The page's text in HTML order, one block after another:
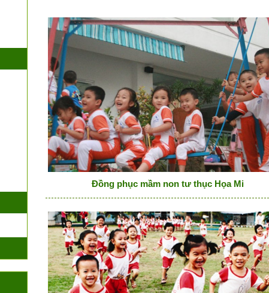
Đồng phục mầm non tư thục Họa Mi